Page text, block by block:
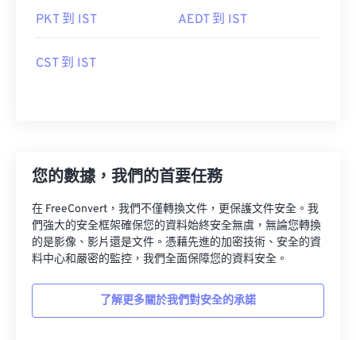
PKT 到 IST AEDT 到 IST
CST 到 IST
您的數據，我們的首要任務
在 FreeConvert，我們不僅轉換文件，更保護文件安全。我
們強大的安全框架確保您的資料始終安全無虞，無論您轉換
的是影像、影片還是文件。憑藉先進的加密技術、安全的資
料中心和嚴密的監控，我們全面保障您的資料安全。
了解更多關於我們對安全的承諾